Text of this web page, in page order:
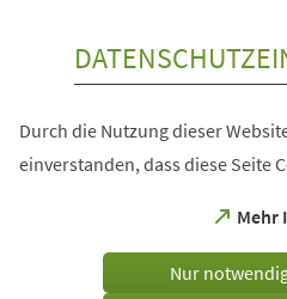
Durch die Nutzung dieser
einverstanden, dass diese Seite
Mehr
(Öffnet
einem
Nur